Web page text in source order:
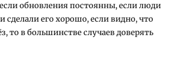
обновления постоянны, если люди
сделали его хорошо, если видно, что
то в большинстве случаев доверять